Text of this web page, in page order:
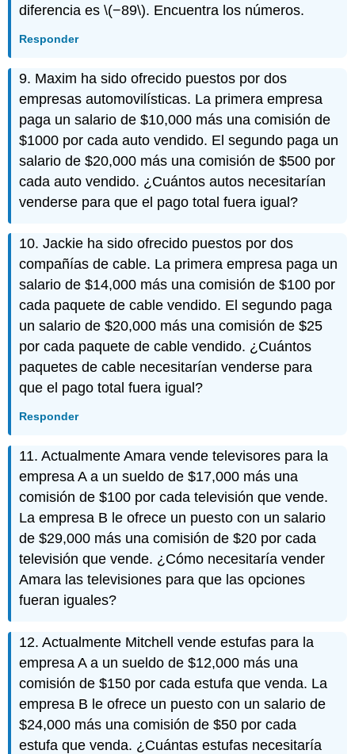
diferencia es\(−89\). Encuentra los números.
Responder
9. Maxim ha sido ofrecido puestos por dos
empresas automovilísticas. La primera empresa
paga un salario de $10,000 más una comisión de
$1000 por cada auto vendido. El segundo paga un
salario de $20,000 más una comisión de $500 por
cada auto vendido. ¿Cuántos autos necesitarían
venderse para que el pago total fuera igual?
10. Jackie ha sido ofrecido puestos por dos
compañías de cable. La primera empresa paga un
salario de $14,000 más una comisión de $100 por
cada paquete de cable vendido. El segundo paga
un salario de $20,000 más una comisión de $25
por cada paquete de cable vendido. ¿Cuántos
paquetes de cable necesitarían venderse para
que el pago total fuera igual?
Responder
11. Actualmente Amara vende televisores para la
empresa A a un sueldo de $17,000 más una
comisión de $100 por cada televisión que vende.
La empresa B le ofrece un puesto con un salario
de $29,000 más una comisión de $20 por cada
televisión que vende. ¿Cómo necesitaría vender
Amara las televisiones para que las opciones
fueran iguales?
12. Actualmente Mitchell vende estufas para la
empresa A a un sueldo de $12,000 más una
comisión de $150 por cada estufa que venda. La
empresa B le ofrece un puesto con un salario de
$24,000 más una comisión de $50 por cada
estufa que venda. ¿Cuántas estufas necesitaría